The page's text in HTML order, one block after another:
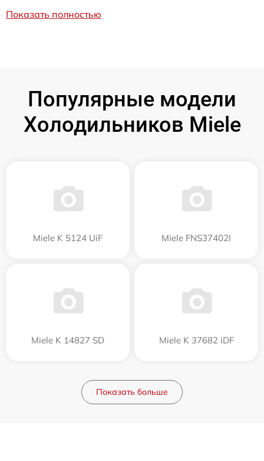
Показать полностью
Популярные модели
Холодильников Miele
Miele K 5124 UiF Miele FNS37402I
Miele K 14827 SD Miele K 37682 iDF
Показать больше